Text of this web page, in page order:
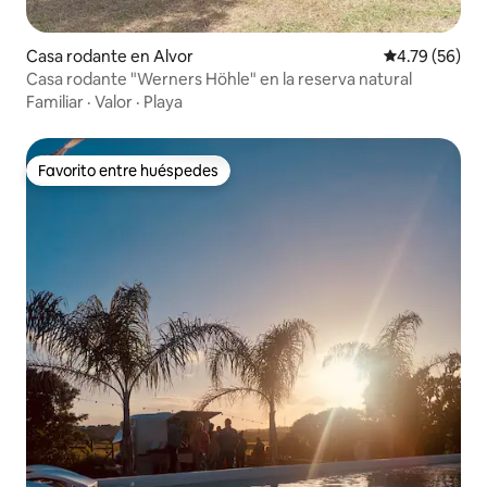
Casa rodante en Alvor Calificación
4.79 (56)
Casa rodante "Werners Höhle" en la reserva natural
Familiar · Valor · Playa
Favorito entre huéspedes
Favorito entre huéspedes